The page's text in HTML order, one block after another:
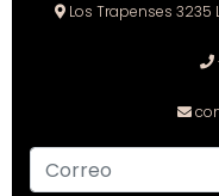
Los Trapenses 3235